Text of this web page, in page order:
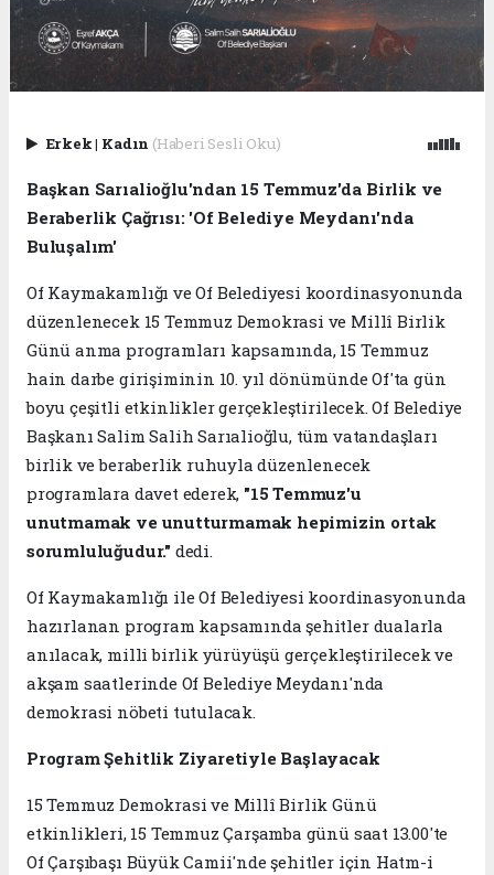
Erkek| Kadın (Haberi Sesli Oku)
Başkan Sarıalioğlu'ndan 15 Temmuz'da Birlik ve
Beraberlik Çağrısı: 'Of Belediye Meydanı'nda
Buluşalım'
Of Kaymakamlığı ve Of Belediyesi koordinasyonunda
düzenlenecek 15 Temmuz Demokrasi ve Millî Birlik
Günü anma programları kapsamında, 15 Temmuz
hain darbe girişiminin 10. yıl dönümünde Of'ta gün
boyu çeşitli etkinlikler gerçekleştirilecek. Of Belediye
Başkanı Salim Salih Sarıalioğlu, tüm vatandaşları
birlik ve beraberlik ruhuyla düzenlenecek
programlara davet ederek, "15 Temmuz'u
unutmamak ve unutturmamak hepimizin ortak
sorumluluğudur." dedi.
Of Kaymakamlığı ile Of Belediyesi koordinasyonunda
hazırlanan program kapsamında şehitler dualarla
anılacak, milli birlik yürüyüşü gerçekleştirilecek ve
akşam saatlerinde Of Belediye Meydanı'nda
demokrasi nöbeti tutulacak.
Program Şehitlik Ziyaretiyle Başlayacak
15 Temmuz Demokrasi ve Millî Birlik Günü
etkinlikleri, 15 Temmuz Çarşamba günü saat 13.00'te
Of Çarşıbaşı Büyük Camii'nde şehitler için Hatm-i